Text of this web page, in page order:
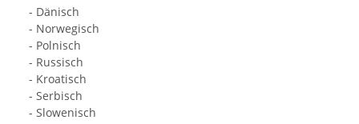
- Dänisch
- Norwegisch
- Polnisch
- Russisch
- Kroatisch
- Serbisch
- Slowenisch